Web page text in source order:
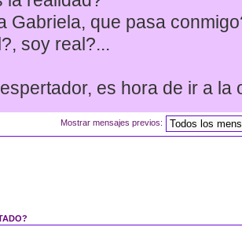
Gabriela, que pasa
soy real?...
es hora de ir a la
Mostrar mensajes previos: